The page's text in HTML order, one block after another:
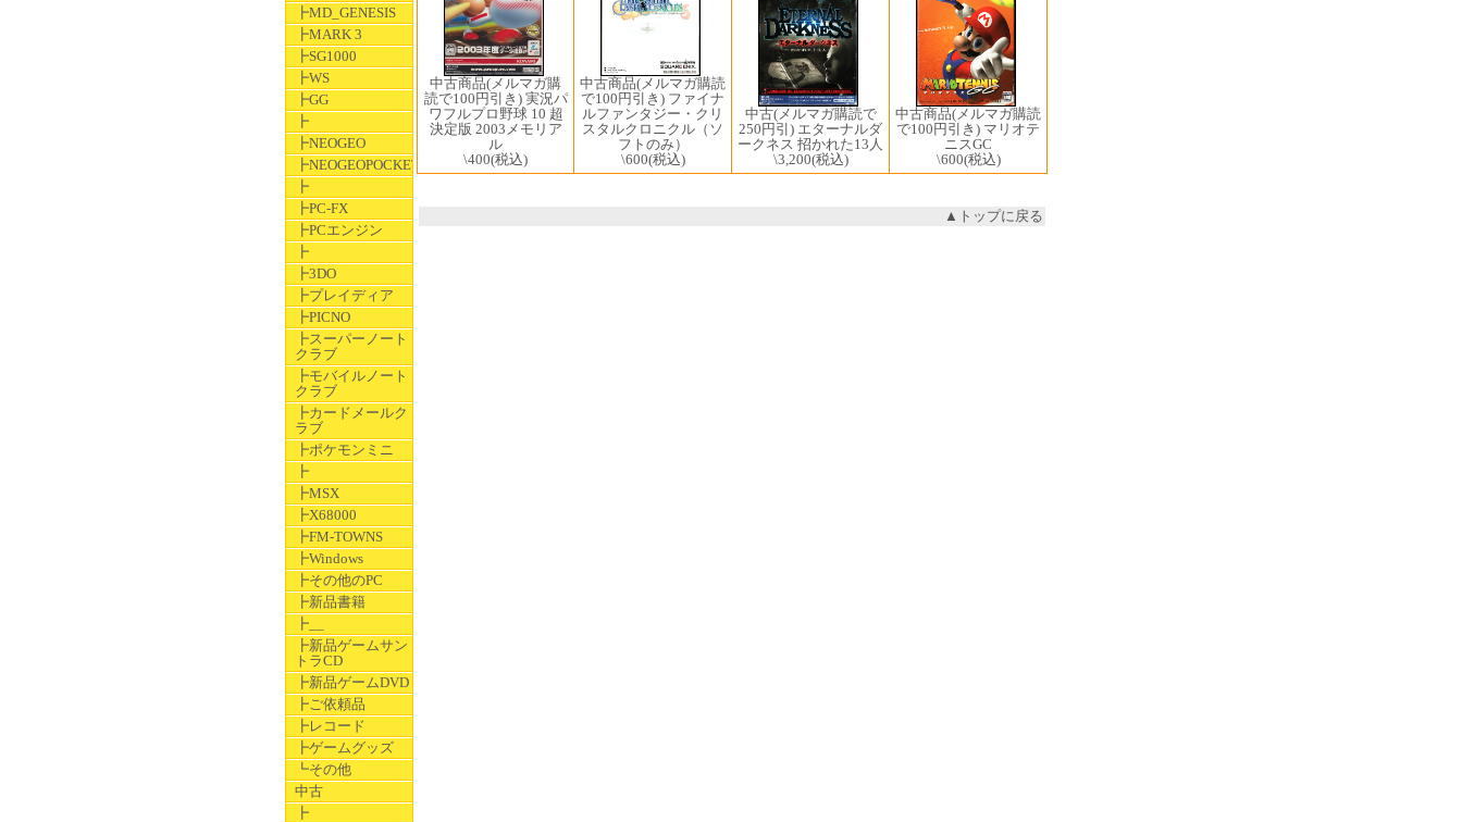
┣MD_GENESIS
┣MARK 3
┣SG1000
┣WS
┣GG
┣
┣NEOGEO
┣NEOGEOPOCKET
┣
┣PC-FX
┣PCエンジン
┣
┣3DO
┣プレイディア
┣PICNO
┣スーパーノート
クラブ
┣モバイルノート
クラブ
┣カードメールク
ラブ
┣ポケモンミニ
┣
┣MSX
┣X68000
┣FM-TOWNS
┣Windows
┣その他のPC
┣新品書籍
┣__
┣新品ゲームサン
トラCD
┣新品ゲームDVD
┣ご依頼品
┣レコード
┣ゲームグッズ
┗その他
中古
┣
中古商品(メルマガ購
読で100円引き) 実況パ
ワフルプロ野球 10 超
決定版 2003メモリア
ル
\400(税込)
中古商品(メルマガ購読
で100円引き) ファイナ
ルファンタジー・クリ
スタルクロニクル（ソ
フトのみ）
\600(税込)
中古(メルマガ購読で
250円引) エターナルダ
ークネス 招かれた13人
\3,200(税込)
中古商品(メルマガ購読
で100円引き) マリオテ
ニスGC
\600(税込)
▲トップに戻る